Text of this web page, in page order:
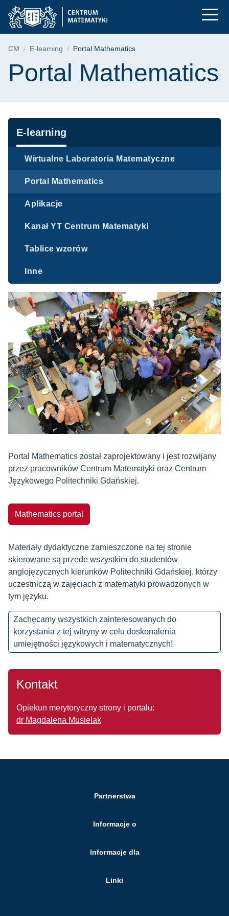
Przejdź
do
menu
Przejdź
do
wyszukiwarki
Przejdź
do
treści
Portal Mathematics
Ścieżka nawigacyjna
CM E-learning Portal Mathematics
Treść strony
Portal Mathematics
Nawigacja
E-learning
Wirtualne Laboratoria Matematyczne
Portal Mathematics
Aplikacje
Kanał YT Centrum Matematyki
Tablice wzorów
Inne
Portal Mathematics został zaprojektowany i jest rozwijany
przez pracowników Centrum Matematyki oraz Centrum
Językowego Politechniki Gdańskiej.
Mathematics portal
Materiały dydaktyczne zamieszczone na tej stronie
skierowane są przede wszystkim do studentów
anglojęzycznych kierunków Politechniki Gdańskiej, którzy
uczestniczą w zajęciach z matematyki prowadzonych w
tym języku.
Zachęcamy wszystkich zainteresowanych do
korzystania z tej witryny w celu doskonalenia
umiejętności językowych i matematycznych!
Kontakt
Opiekun merytoryczny strony i portalu:
dr Magdalena Musielak
Partnerstwa
Informacje o
Informacje dla
Linki